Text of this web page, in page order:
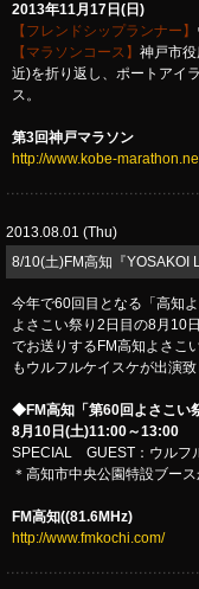
2013年11月17日(日)
【フレンドシップランナー】
【マラソンコース】 神戸市
近)を折り返し、ポートアイ
ス。
第3回神戸マラソン
http://www.kobe-
2013.08.01 (Thu)
8/10(土)FM高知『YOSAKOI
今年で60回目となる「高知よ
よさこい祭り2日目の8月10
でお送りするFM高知よさこ
もウルフルケイスケが出演致
◆FM高知「第60回よさこい
8月10日(土)11:00～13:00
SPECIAL GUEST：ウルフ
＊高知市中央公園特設ブー
FM高知((81.6MHz)
http://www.fmkochi.com/